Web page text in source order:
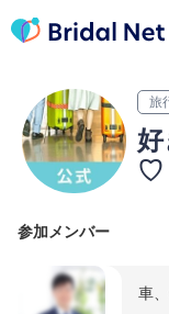
旅
♡
参加メンバー
車